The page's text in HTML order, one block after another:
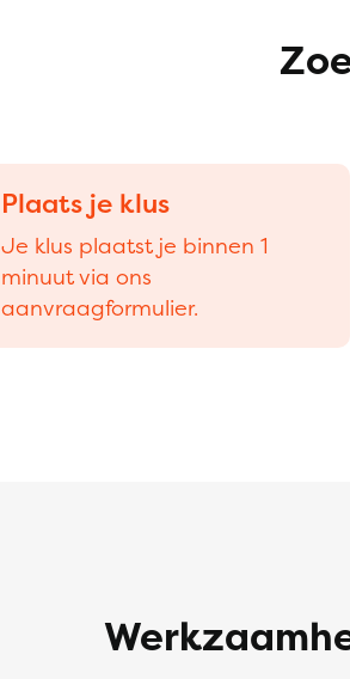
Plaats je klus
Je klus plaatst je binnen 1
minuut via ons
aanvraagformulier.